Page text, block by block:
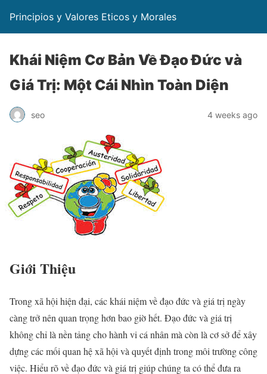
Principios y Valores Eticos y Morales
Khái Niệm Cơ Bản Về Đạo Đức và
Giá Trị: Một Cái Nhìn Toàn Diện
seo 4 weeks ago
Giới Thiệu
Trong xã hội hiện đại, các khái niệm về đạo đức và giá trị ngày
càng trở nên quan trọng hơn bao giờ hết. Đạo đức và giá trị
không chỉ là nền tảng cho hành vi cá nhân mà còn là cơ sở để xây
dựng các mối quan hệ xã hội và quyết định trong môi trường công
việc. Hiểu rõ về đạo đức và giá trị giúp chúng ta có thể đưa ra